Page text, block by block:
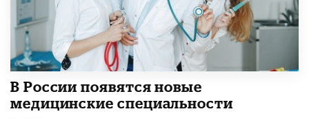
В России появятся новые
медицинские специальности